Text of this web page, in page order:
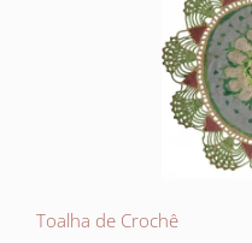
Toalha de Crochê